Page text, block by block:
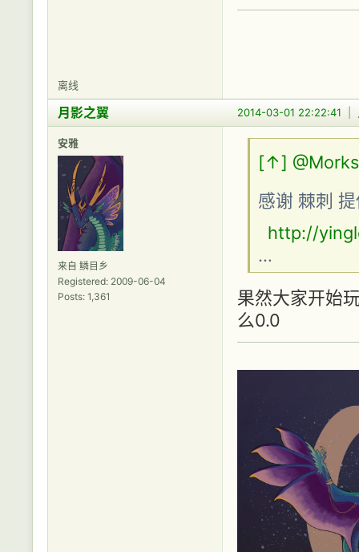
离线
2014-03-01 22:22:41
月影之翼
安雅
来自 鳞目乡
Registered: 2009-06-04
Posts: 1,361
[↑]
感谢 棘刺
http://
…
果然大家开始
么0.0